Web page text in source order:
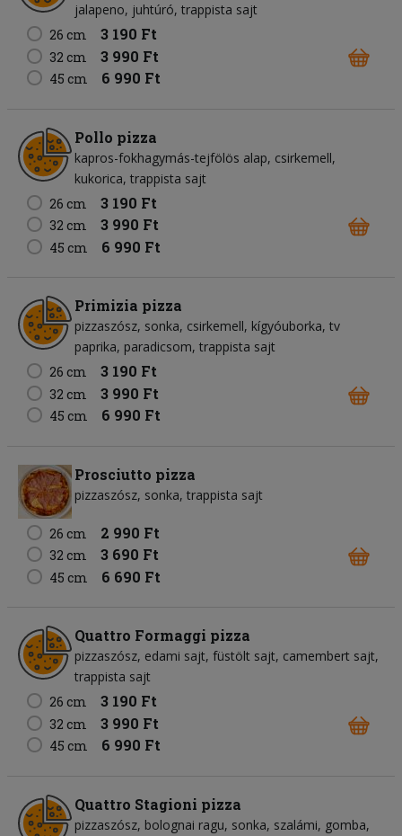
jalapeno juhtúró trappista sajt
26 cm
3 190 Ft
32 cm 3 990 Ft
45 cm 6 990 Ft
Pollo pizza
kapros-fokhagymás-tejfölös alap csirkemell
kukorica trappista sajt
26 cm
3 190 Ft
32 cm 3 990 Ft
45 cm 6 990 Ft
Primizia pizza
pizzaszósz sonka csirkemell kígyóuborka tv
paprika paradicsom trappista sajt
26 cm
3 190 Ft
32 cm 3 990 Ft
45 cm 6 990 Ft
Prosciutto pizza
pizzaszósz sonka trappista sajt
26 cm 2 990 Ft
32 cm 3 690 Ft
45 cm 6 690 Ft
Quattro Formaggi pizza
pizzaszósz edami sajt füstölt sajt camembert sajt
trappista sajt
26 cm
3 190 Ft
32 cm 3 990 Ft
45 cm 6 990 Ft
Quattro Stagioni pizza
pizzaszósz bolognai ragu sonka szalámi gomba